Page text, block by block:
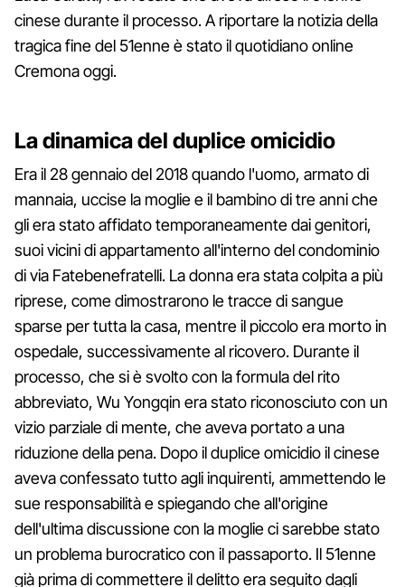
cinese durante il processo. A riportare la notizia della
tragica fine del 51enne è stato il quotidiano online
Cremona oggi.
La dinamica del duplice omicidio
Era il 28 gennaio del 2018 quando l'uomo, armato di
mannaia, uccise la moglie e il bambino di tre anni che
gli era stato affidato temporaneamente dai genitori,
suoi vicini di appartamento all'interno del condominio
di via Fatebenefratelli. La donna era stata colpita a più
riprese, come dimostrarono le tracce di sangue
sparse per tutta la casa, mentre il piccolo era morto in
ospedale, successivamente al ricovero. Durante il
processo, che si è svolto con la formula del rito
abbreviato, Wu Yongqin era stato riconosciuto con un
vizio parziale di mente, che aveva portato a una
riduzione della pena. Dopo il duplice omicidio il cinese
aveva confessato tutto agli inquirenti, ammettendo le
sue responsabilità e spiegando che all'origine
dell'ultima discussione con la moglie ci sarebbe stato
un problema burocratico con il passaporto. Il 51enne
già prima di commettere il delitto era seguito dagli